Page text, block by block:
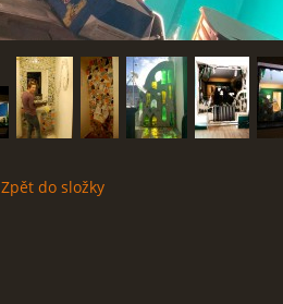
Zpět do složky